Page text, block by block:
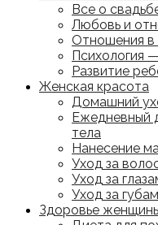
Все о
Любовь и
Отношения в
Психология
Развитие
Женская красота
Домашний
Ежедневный
тела
Нанесение
Уход за
Уход за
Уход за
Здоровье